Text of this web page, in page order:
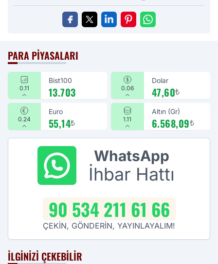
PARA PIYASALARI
0.11
Bist100
13.703 0.06
Dolar
47,60₺
0.24
Euro
55,14₺ 1.11
Altın (Gr)
6.568,09₺
WhatsApp
İhbar Hattı
90 534 211 61 66
ÇEKİN, GÖNDERİN, YAYINLAYALIM!
İLGINIZI ÇEKEBILIR